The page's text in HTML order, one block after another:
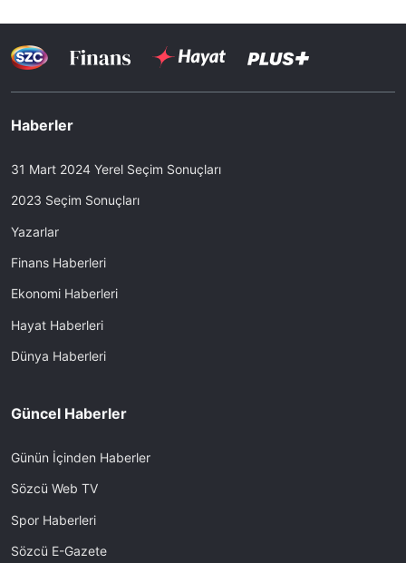
Haberler
31 Mart 2024 Yerel Seçim Sonuçları
2023 Seçim Sonuçları
Yazarlar
Finans Haberleri
Ekonomi Haberleri
Hayat Haberleri
Dünya Haberleri
Güncel Haberler
Günün İçinden Haberler
Sözcü Web TV
Spor Haberleri
Sözcü E-Gazete